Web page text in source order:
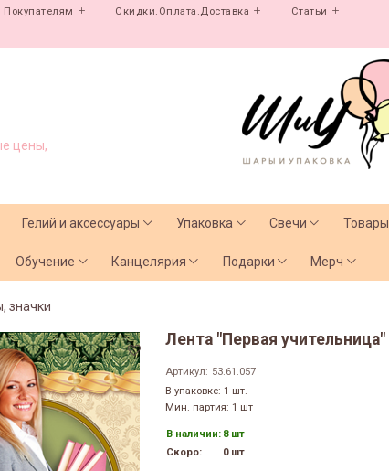
Покупателям Скидки.Оплата.Доставка Статьи
цены,
Гелий и аксессуары Упаковка Свечи
Обучение Канцелярия Подарки Мерч
значки
Лента "Первая учительница"
Артикул: 53.61.057
В упаковке: 1 шт.
Мин. партия: 1 шт
В наличии: 8 шт
Скоро:
0 шт